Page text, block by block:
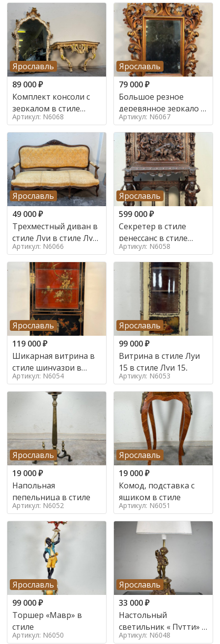
Ярославль
89 000₽
Комплект консоли с
зеркалом в стиле
ренессанс,
Артикул: N6068
Ярославль
79 000₽
Большое резное
деревянное зеркало с
золочением в стиле
Артикул: N6067
Ярославль
49 000₽
Трехместный диван в
стиле Луи в стиле Луи
16,
Артикул: N6066
Ярославль
599 000₽
Секретер в стиле
ренессанс в стиле
ренессанс, 19 век
Артикул: N6058
Ярославль
119 000₽
Шикарная витрина в
стиле шинуазри в
стиле шинуазри,
Артикул: N6054
Ярославль
99 000₽
Витрина в стиле Луи
15 в стиле Луи 15,
Артикул: N6053
Ярославль
19 000₽
Напольная
пепельница в стиле
Артикул: N6052
Ярославль
19 000₽
Комод, подставка с
ящиком в стиле
Артикул: N6051
Ярославль
99 000₽
Торшер «Мавр» в
стиле
Артикул: N6050
Ярославль
33 000₽
Настольный
светильник « Путти» в
стиле
Артикул: N6048